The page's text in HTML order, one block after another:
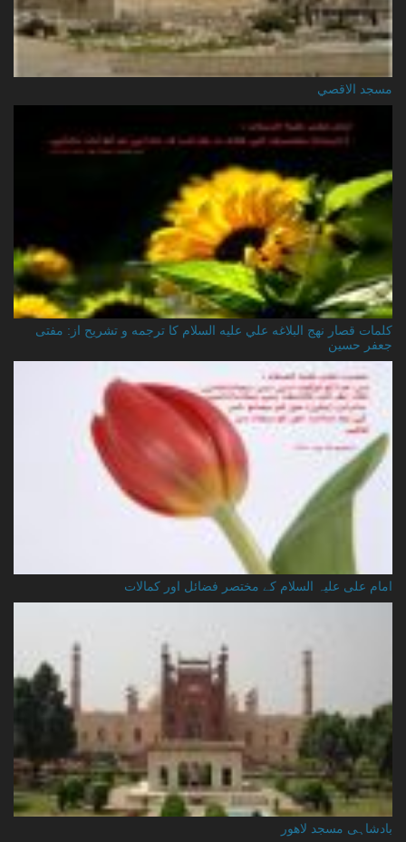
مسجد الاقصي
کلمات قصار نهج البلاغه علي عليه السلام کا ترجمه و تشریح از: مفتی
جعفر حسین
امام علی علیہ السلام کے مختصر فضائل اور کمالات
بادشاہی مسجد لاهور